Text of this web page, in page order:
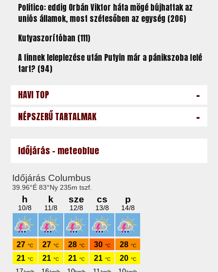
Politico: eddig Orbán Viktor háta mögé bújhattak az
uniós államok, most szétesőben az egység (206)
Kutyaszorítóban (111)
A finnek leleplezése után Putyin már a pánikszoba felé
tart? (94)
HAVI TOP -
NÉPSZERŰ TARTALMAK -
Időjárás - meteoblue